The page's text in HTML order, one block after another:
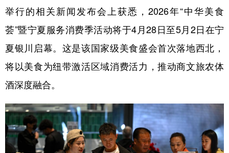
举行的相关新闻发布会上获悉，2026年“中华美食
荟”暨宁夏服务消费季活动将于4月28日至5月2日在宁
夏银川启幕。这是该国家级美食盛会首次落地西北，
将以美食为纽带激活区域消费活力，推动商文旅农体
酒深度融合。